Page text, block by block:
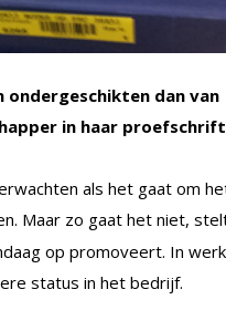
dan van
in haar
als het gaat om
Maar zo gaat het niet,
op promoveert. In
status in het bedrijf.